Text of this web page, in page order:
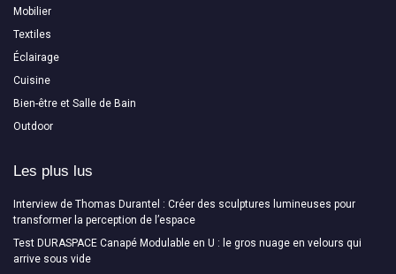
Mobilier
Textiles
Éclairage
Cuisine
Bien-être et Salle de Bain
Outdoor
Les plus lus
Interview de Thomas Durantel : Créer des sculptures lumineuses pour
transformer la perception de l’espace
Test DURASPACE Canapé Modulable en U : le gros nuage en velours qui
arrive sous vide